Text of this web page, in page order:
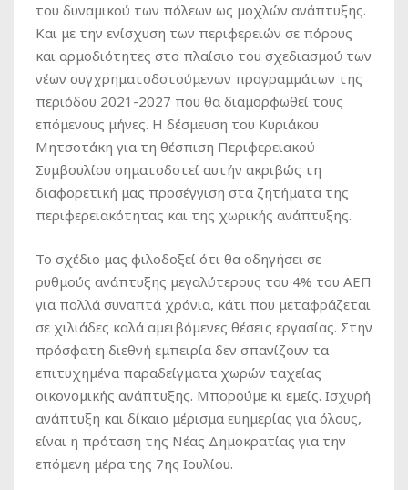
του δυναμικού των πόλεων ως μοχλών ανάπτυξης.
Και με την ενίσχυση των περιφερειών σε πόρους
και αρμοδιότητες στο πλαίσιο του σχεδιασμού των
νέων συγχρηματοδοτούμενων προγραμμάτων της
περιόδου 2021-2027 που θα διαμορφωθεί τους
επόμενους μήνες. Η δέσμευση του Κυριάκου
Μητσοτάκη για τη θέσπιση Περιφερειακού
Συμβουλίου σηματοδοτεί αυτήν ακριβώς τη
διαφορετική μας προσέγγιση στα ζητήματα της
περιφερειακότητας και της χωρικής ανάπτυξης.
Το σχέδιο μας φιλοδοξεί ότι θα οδηγήσει σε
ρυθμούς ανάπτυξης μεγαλύτερους του 4% του ΑΕΠ
για πολλά συναπτά χρόνια, κάτι που μεταφράζεται
σε χιλιάδες καλά αμειβόμενες θέσεις εργασίας. Στην
πρόσφατη διεθνή εμπειρία δεν σπανίζουν τα
επιτυχημένα παραδείγματα χωρών ταχείας
οικονομικής ανάπτυξης. Μπορούμε κι εμείς. Ισχυρή
ανάπτυξη και δίκαιο μέρισμα ευημερίας για όλους,
είναι η πρόταση της Νέας Δημοκρατίας για την
επόμενη μέρα της 7ης Ιουλίου.